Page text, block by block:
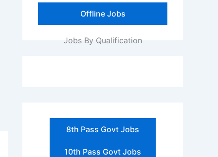
Offline Jobs
Jobs By Qualification
8th Pass Govt Jobs
10th Pass Govt Jobs